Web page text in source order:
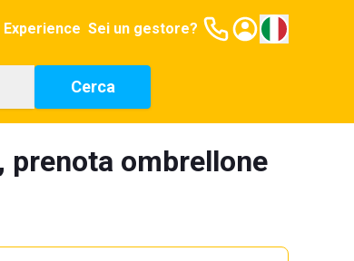
Experience Sei un gestore?
Cerca
prenota ombrellone